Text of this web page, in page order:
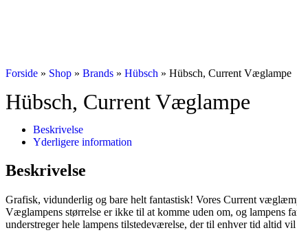
Forside » Shop » Brands » Hübsch » Hübsch, Current Væglampe
Hübsch, Current Væglampe
Beskrivelse
Yderligere information
Beskrivelse
Grafisk, vidunderlig og bare helt fantastisk! Vores Current
Væglampens størrelse er ikke til at komme uden om, og lampens
understreger hele lampens tilstedeværelse, der til enhver tid